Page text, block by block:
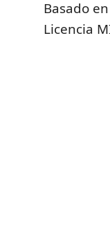
Basado en
Licencia